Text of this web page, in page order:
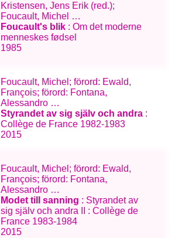
Kristensen, Jens Erik (red.);
Foucault, Michel …
Foucault's blik : Om det moderne
menneskes fødsel
1985
Foucault, Michel; förord: Ewald,
François; förord: Fontana,
Alessandro …
Styrandet av sig själv och andra :
Collège de France 1982-1983
2015
Foucault, Michel; förord: Ewald,
François; förord: Fontana,
Alessandro …
Modet till sanning : Styrandet av
sig själv och andra II : Collège de
France 1983-1984
2015